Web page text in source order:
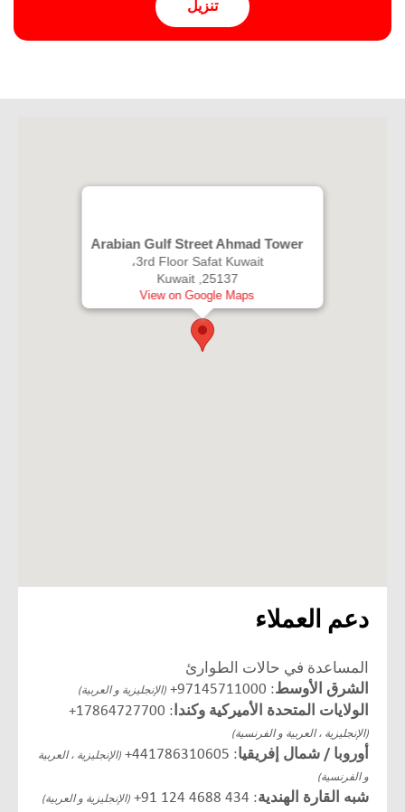
Arabian Gulf Street Ahmad Tower
3rd Floor Safat Kuwait،
25137, Kuwait
View on Google Maps
دعم العملاء
المساعدة في حالات الطوارئ
الشرق الأوسط: 97145711000+ (الإنجليزية و العربية)
الولايات المتحدة الأميركية وكندا : 17864727700+
(الإنجليزية ، العربية و الفرنسية)
أوروبا / شمال إفريقيا: 441786310605+
(الإنجليزية ، العربية
و الفرنسية)
شبه القارة الهندية:
91 124 4688 434
+ (الإنجليزية و العربية)